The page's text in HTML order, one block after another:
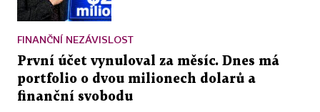
FINANČNÍ NEZÁVISLOST
První účet vynuloval za měsíc. Dnes má
portfolio o dvou milionech dolarů a
finanční svobodu